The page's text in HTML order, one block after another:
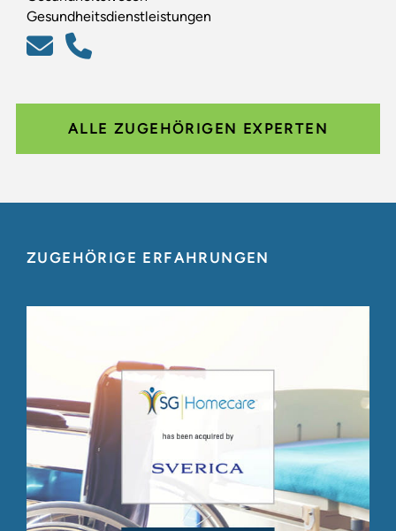
Gesundheitsdienstleistungen
ALLE ZUGEHÖRIGEN EXPERTEN
ZUGEHÖRIGE ERFAHRUNGEN